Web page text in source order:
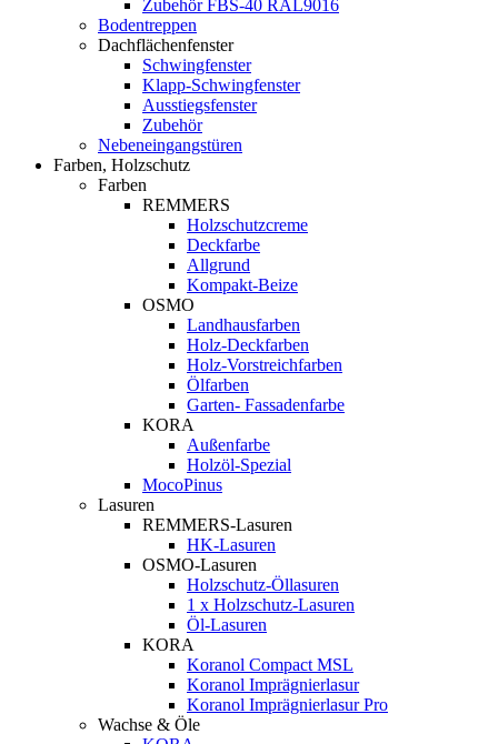
Zubehör FBS-40 RAL9016
Bodentreppen
Dachflächenfenster
Schwingfenster
Klapp-Schwingfenster
Ausstiegsfenster
Zubehör
Nebeneingangstüren
Farben, Holzschutz
Farben
REMMERS
Holzschutzcreme
Deckfarbe
Allgrund
Kompakt-Beize
OSMO
Landhausfarben
Holz-Deckfarben
Holz-Vorstreichfarben
Ölfarben
Garten- Fassadenfarbe
KORA
Außenfarbe
Holzöl-Spezial
MocoPinus
Lasuren
REMMERS-Lasuren
HK-Lasuren
OSMO-Lasuren
Holzschutz-Öllasuren
1 x Holzschutz-Lasuren
Öl-Lasuren
KORA
Koranol Compact MSL
Koranol Imprägnierlasur
Koranol Imprägnierlasur Pro
Wachse & Öle